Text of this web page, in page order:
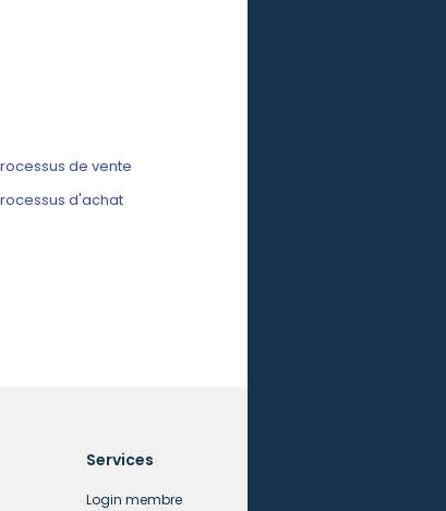
de vente
d'achat
Services
Login membre